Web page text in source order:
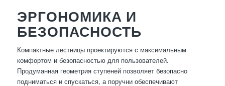
ЭРГОНОМИКА И
БЕЗОПАСНОСТЬ
Компактные лестницы проектируются с максимальным
комфортом и безопасностью для пользователей.
Продуманная геометрия ступеней позволяет безопасно
подниматься и спускаться, а поручни обеспечивают